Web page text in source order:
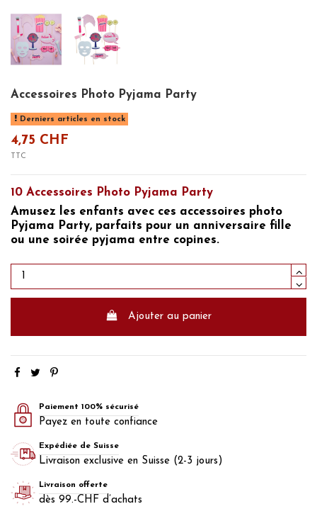
Accessoires Photo Pyjama Party
Derniers articles en stock
4,75 CHF
TTC
10 Accessoires Photo Pyjama Party
Amusez les enfants avec ces accessoires photo
Pyjama Party, parfaits pour un anniversaire fille
ou une soirée pyjama entre copines.
Ajouter au panier
Paiement 100% sécurisé
Payez en toute confiance
Expédiée de Suisse
Livraison exclusive en Suisse (2-3 jours)
Livraison offerte
dès 99.-CHF d’achats